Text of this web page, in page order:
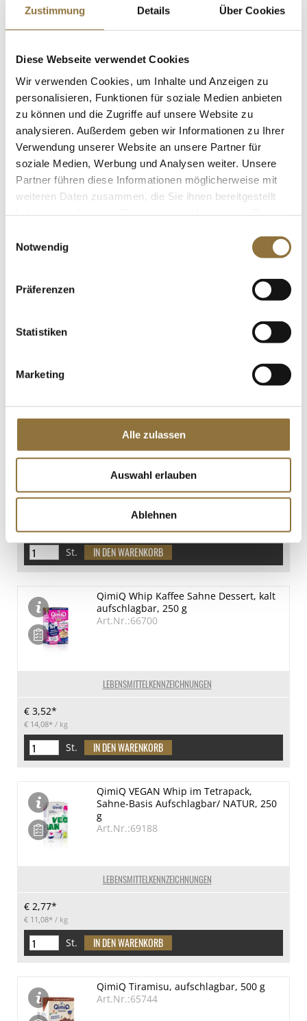
Zustimmung Details Über Cookies
Diese Webseite verwendet Cookies
Wir verwenden Cookies, um Inhalte und Anzeigen zu
personalisieren, Funktionen für soziale Medien anbieten
zu können und die Zugriffe auf unsere Website zu
analysieren. Außerdem geben wir Informationen zu Ihrer
Verwendung unserer Website an unsere Partner für
soziale Medien, Werbung und Analysen weiter. Unsere
Partner führen diese Informationen möglicherweise mit
weiteren Daten zusammen, die Sie ihnen bereitgestellt
Notwendig
Präferenzen
Statistiken
Marketing
Alle zulassen
Auswahl erlauben
Ablehnen
LEBENSMITTELKENNZEICHNUNGEN
QimiQ Classic Vanille, für die süße
Art.Nr.:17128
€ 10,60*
St.
QimiQ Whip Natur, zum Aufschlagen
für süße & pikante Cremes, 19% Fett,
€ 14,08*/ kg
LEBENSMITTELKENNZEICHNUNGEN
€ 14,08*/ kg
St.
LEBENSMITTELKENNZEICHNUNGEN
QimiQ Whip Kaffee Sahne Dessert, kalt
aufschlagbar, 250 g
Art.Nr.:66700
€ 3,52*
€ 14,08* / kg
St.
LEBENSMITTELKENNZEICHNUNGEN
QimiQ VEGAN Whip im Tetrapack,
Sahne-Basis Aufschlagbar/ NATUR, 250
g
Art.Nr.:69188
€ 2,77*
€ 11,08* / kg
St.
QimiQ Tiramisu, aufschlagbar, 500 g
Art.Nr.:65744